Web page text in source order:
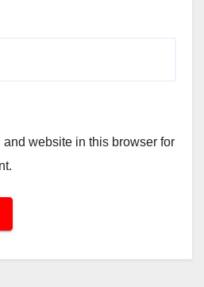
website in this browser for